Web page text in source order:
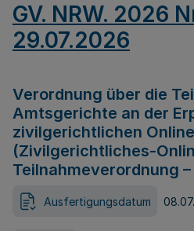
GV. NRW. 2026
29.07.2026
Verordnung über die
Amtsgerichte an der
zivilgerichtlichen
(Zivilgerichtliches-
Teilnahmeverordnung –
Ausfertigungsdatum